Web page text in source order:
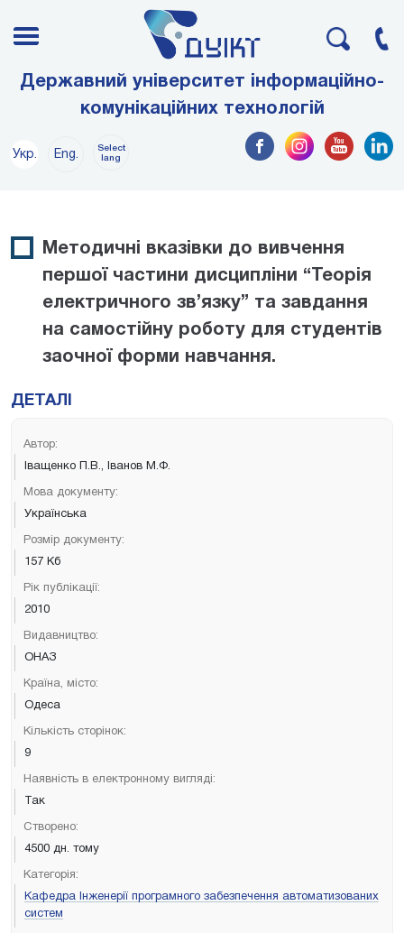
Державний університет інформаційно-
комунікаційних технологій
Укр. Eng.
Select
lang
Методичні вказівки до вивчення
першої частини дисципліни “Теорія
електричного зв’язку” та завдання
на самостійну роботу для студентів
заочної форми навчання.
ДЕТАЛІ
Автор:
Іващенко П.В., Іванов М.Ф.
Мова документу:
Українська
Розмір документу:
157 Кб
Рік публікації:
2010
Видавництво:
ОНАЗ
Країна, місто:
Одеса
Кількість сторінок:
9
Наявність в електронному вигляді:
Так
Створено:
4500 дн. тому
Категорія:
Кафедра Інженерії програмного забезпечення автоматизованих
систем